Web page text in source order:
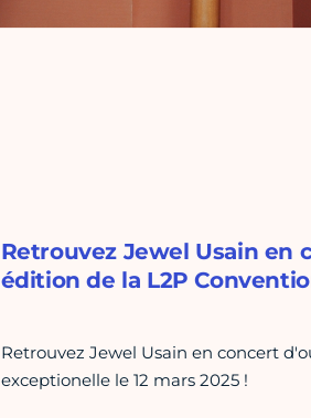
Retrouvez Jewel Usain en
édition de la L2P
Retrouvez Jewel Usain en concert
exceptionelle le 12 mars 2025 !